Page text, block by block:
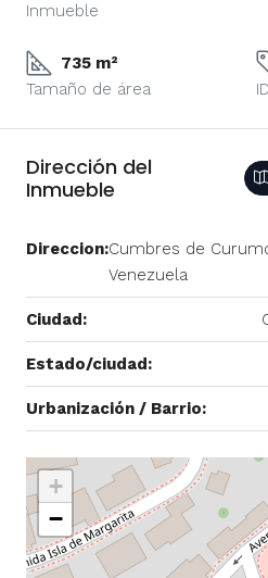
Inmueble
735 m²
Tamaño de área
Dirección del
Inmueble
Direccion:Cumbres de
Venezuela
Ciudad:
Estado/ciudad:
Urbanización / Barrio:
+
−